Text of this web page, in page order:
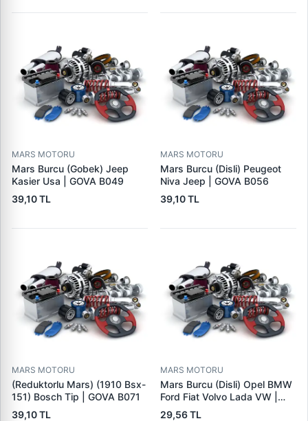
MARS MOTORU
Mars Burcu (Gobek) Jeep
Kasier Usa | GOVA B049
39,10 TL
MARS MOTORU
Mars Burcu (Disli) Peugeot
Niva Jeep | GOVA B056
39,10 TL
MARS MOTORU
(Reduktorlu Mars) (1910 Bsx-
151) Bosch Tip | GOVA B071
39,10 TL
MARS MOTORU
Mars Burcu (Disli) Opel BMW
Ford Fiat Volvo Lada VW |
GOVA B090
29,56 TL